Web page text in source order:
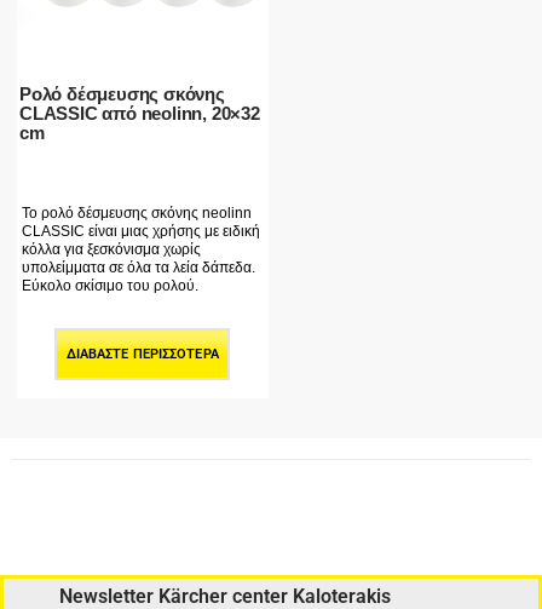
Ρολό δέσμευσης σκόνης
CLASSIC από neolinn, 20×32
cm
Το ρολό δέσμευσης σκόνης neolinn
CLASSIC είναι μιας χρήσης με ειδική
κόλλα για ξεσκόνισμα χωρίς
υπολείμματα σε όλα τα λεία δάπεδα.
Εύκολο σκίσιμο του ρολού.
ΔΙΑΒΆΣΤΕ ΠΕΡΙΣΣΌΤΕΡΑ
Newsletter Kärcher center Kaloterakis